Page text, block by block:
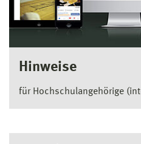
Hinweise
für Hochschulangehörige